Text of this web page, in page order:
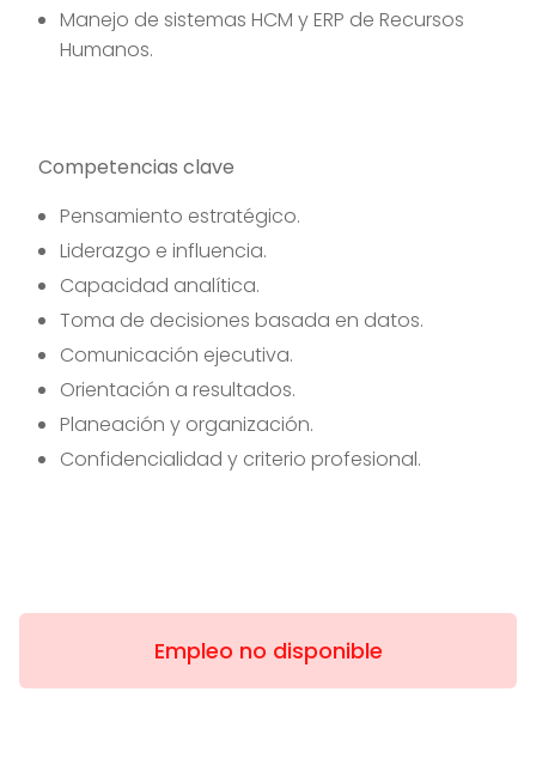
Manejo de sistemas HCM y ERP de Recursos
Humanos.
Competencias clave
Pensamiento estratégico.
Liderazgo e influencia.
Capacidad analítica.
Toma de decisiones basada en datos.
Comunicación ejecutiva.
Orientación a resultados.
Planeación y organización.
Confidencialidad y criterio profesional.
Empleo no disponible